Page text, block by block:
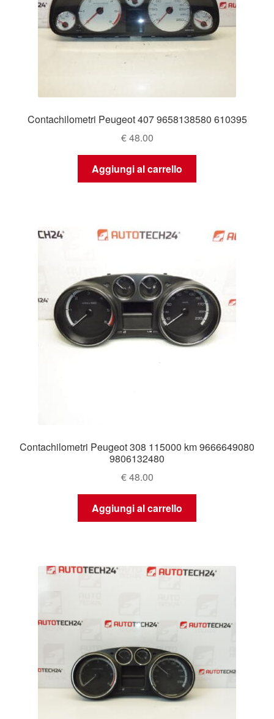
Contachilometri Peugeot 407 9658138580 610395
€48.00
Aggiungi al carrello
Contachilometri Peugeot 308 115000 km 9666649080
9806132480
€48.00
Aggiungi al carrello